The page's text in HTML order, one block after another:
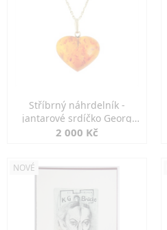
Stříbrný náhrdelník -
jantarové srdíčko Georg
Kramer
2 000 Kč
NOVÉ